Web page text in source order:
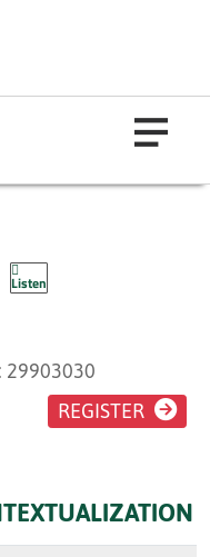
Listen
29903030
REGISTER